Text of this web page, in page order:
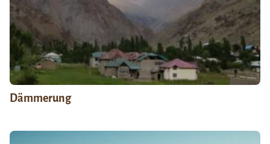
Dämmerung